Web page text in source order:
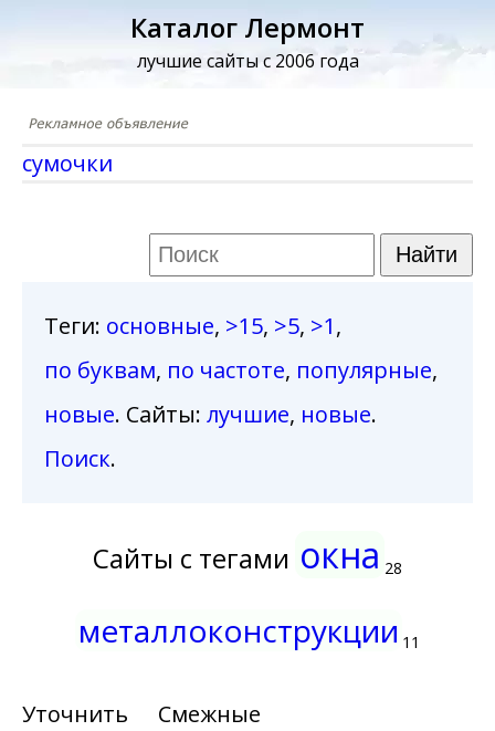
Каталог Лермонт
лучшие сайты с 2006 года
сумочки
Теги: основные, >15, >5, >1,
по буквам, по частоте, популярные,
новые. Сайты: лучшие, новые.
Поиск.
Сайты с тегами окна 28
металлоконструкции 11
Уточнить
Смежные